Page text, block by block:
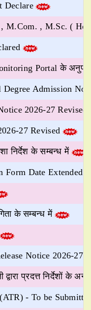
Declare
, M.Sc. (
Portal के
Admission
2026-27 Revised
27 Revised
निर्देश के सम्बन्ध में
Form Date Extended
के सम्बन्ध में
Notice 2026-27
प्रदत्त निर्देशों के
- To be